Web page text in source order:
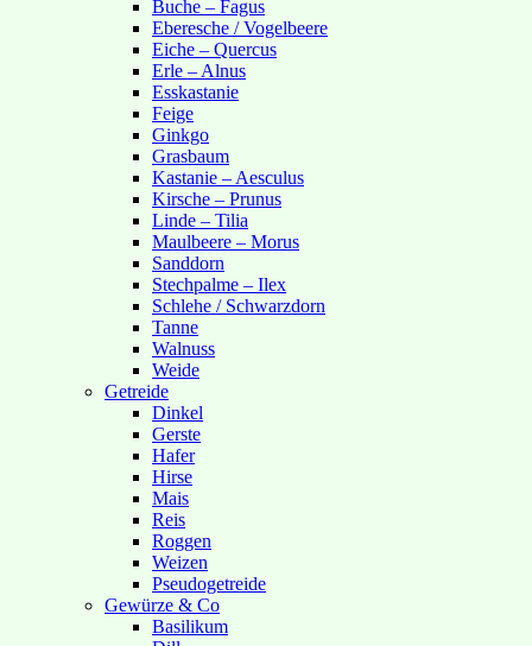
Buche – Fagus
Eberesche / Vogelbeere
Eiche – Quercus
Erle – Alnus
Esskastanie
Feige
Ginkgo
Grasbaum
Kastanie – Aesculus
Kirsche – Prunus
Linde – Tilia
Maulbeere – Morus
Sanddorn
Stechpalme – Ilex
Schlehe / Schwarzdorn
Tanne
Walnuss
Weide
Getreide
Dinkel
Gerste
Hafer
Hirse
Mais
Reis
Roggen
Weizen
Pseudogetreide
Gewürze & Co
Basilikum